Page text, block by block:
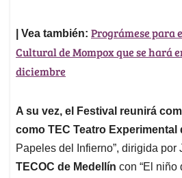
| Vea también: Prográmese para
Cultural de Mompox que se hará
diciembre
A su vez, el Festival reunirá
como TEC Teatro Experimental
Papeles del Infierno”, dirigida por
TECOC de Medellín con “El niño